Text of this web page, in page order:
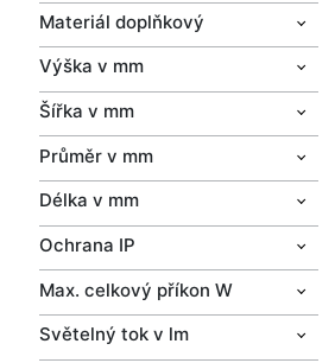
Materiál doplňkový
Výška v mm
Šířka v mm
Průměr v mm
Délka v mm
Ochrana IP
Max. celkový příkon W
Světelný tok v lm